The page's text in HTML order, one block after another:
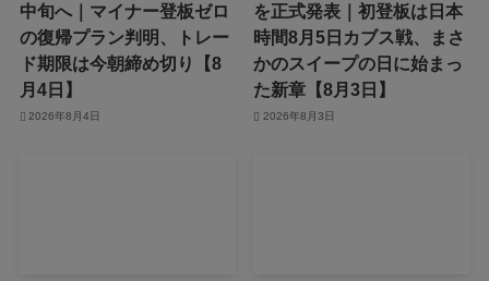
中旬へ｜マイナー登板ゼロ
の復帰プラン判明、トレー
ド期限は今朝締め切り【8
月4日】
2026年8月4日
を正式発表｜初登板は日本
時間8月5日カブス戦、まさ
かのスイープの日に始まっ
た新章【8月3日】
2026年8月3日